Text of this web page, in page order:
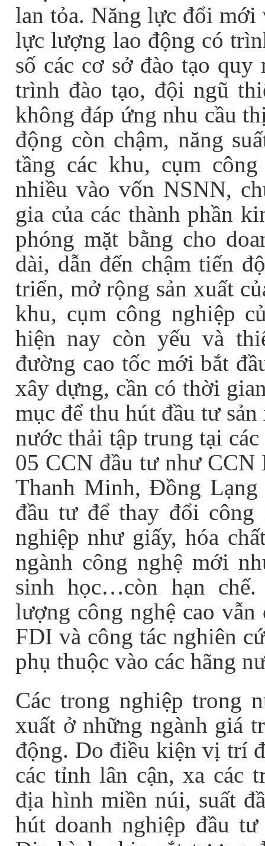
lan tỏa. Năng lực đổi mới
lực lượng lao động có
số các cơ sở đào tạo
trình đào tạo, đội ngũ
không đáp ứng nhu cầu
động còn chậm, năng
tầng các khu, cụm
nhiều vào vốn NSNN,
gia của các thành phần
phóng mặt bằng cho
dài, dẫn đến chậm tiến
triển, mở rộng sản xuất
khu, cụm công nghiệp
hiện nay còn yếu và
đường cao tốc mới bắt
xây dựng, cần có thời
mục để thu hút đầu tư
nước thải tập trung tại
05 CCN đầu tư như
Thanh Minh, Đồng
đầu tư để thay đổi công
nghiệp như giấy, hóa
ngành công nghệ mới
sinh học…còn hạn chế.
lượng công nghệ cao
FDI và công tác nghiên
phụ thuộc vào các hãng
Các trong nghiệp trong
xuất ở những ngành giá
động. Do điều kiện vị trí
các tỉnh lân cận, xa các
địa hình miền núi, suất
hút doanh nghiệp đầu